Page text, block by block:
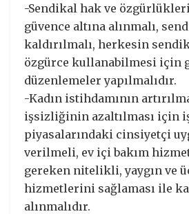
-Sendikal hak ve
güvence altına alınmalı,
kaldırılmalı, herkesin
özgürce kullanabilmesi için
düzenlemeler yapılmalıdır.
-Kadın istihdamının
işsizliğinin azaltılması için
piyasalarındaki cinsiyetçi
verilmeli, ev içi bakım
gereken nitelikli, yaygın ve
hizmetlerini sağlaması ile
alınmalıdır.